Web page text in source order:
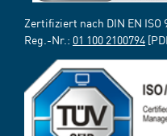
Zertifiziert nach DIN EN ISO
Reg.-Nr.: 01 100 2100794